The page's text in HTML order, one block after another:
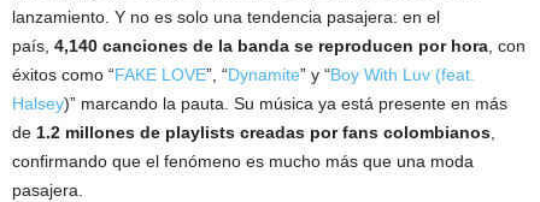
lanzamiento. Y no es solo una tendencia pasajera: en el
país, 4,140 canciones de la banda se reproducen por hora, con
éxitos como “FAKE LOVE”, “Dynamite” y “Boy With Luv (feat.
Halsey)” marcando la pauta. Su música ya está presente en más
de 1.2 millones de playlists creadas por fans colombianos,
confirmando que el fenómeno es mucho más que una moda
pasajera.